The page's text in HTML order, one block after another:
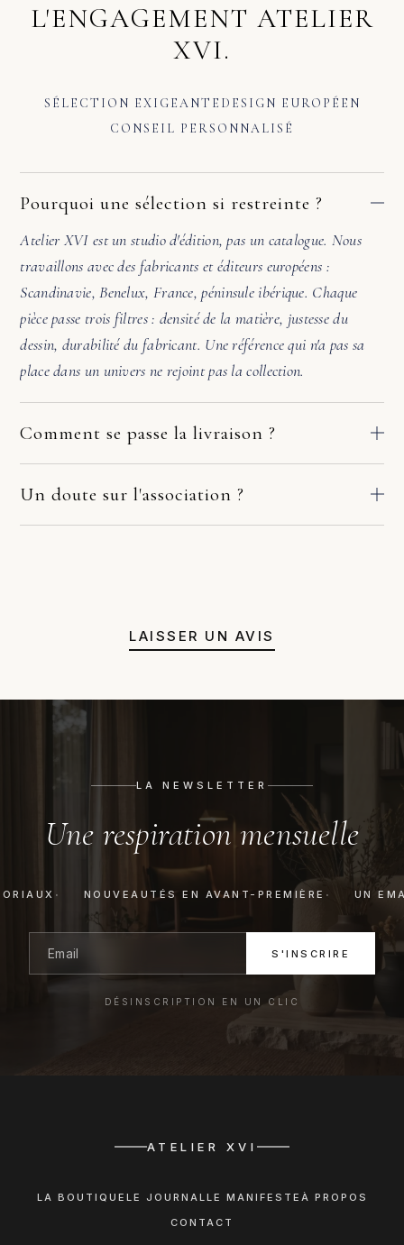
L'ENGAGEMENT ATELIER
XVI.
SÉLECTION EXIGEANTE DESIGN EUROPÉEN
CONSEIL PERSONNALISÉ
Pourquoi une sélection si restreinte ?
Atelier XVI est un studio d'édition, pas un catalogue. Nous
travaillons avec des fabricants et éditeurs européens :
Scandinavie, Benelux, France, péninsule ibérique. Chaque
pièce passe trois filtres : densité de la matière, justesse du
dessin, durabilité du fabricant. Une référence qui n'a pas sa
place dans un univers ne rejoint pas la collection.
Comment se passe la livraison ?
européens. Le délai dépend du fabricant et de votre adresse :
Un doute sur l'association ?
LAISSER UN AVIS
LA NEWSLETTER
Une respiration mensuelle
NOUVEAUTÉS EN AVANT-PREMIÈRE UN
S'INSCRIRE
DÉSINSCRIPTION EN UN CLIC
ATELIER XVI
LA BOUTIQUE LE JOURNALLE MANIFESTE À PROPOS
CONTACT